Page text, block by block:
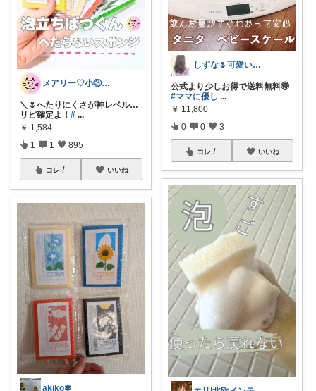
メアリー♡小③女の子のママ•᎑•ꕤ
＼🌷へたりにくさが神レベル…
リピ確定よ！ # ...
￥ 1,584
1 1 895
コレ いいね
akiko✾
しずな🌷可愛い便利♡本当にいいものを
公式より少しお得で送料無料🉐
#ママに優し ...
￥ 11,800
0 0 3
コレ いいね